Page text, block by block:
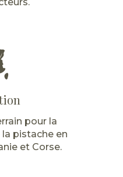
pour la
pistache en
et Corse.